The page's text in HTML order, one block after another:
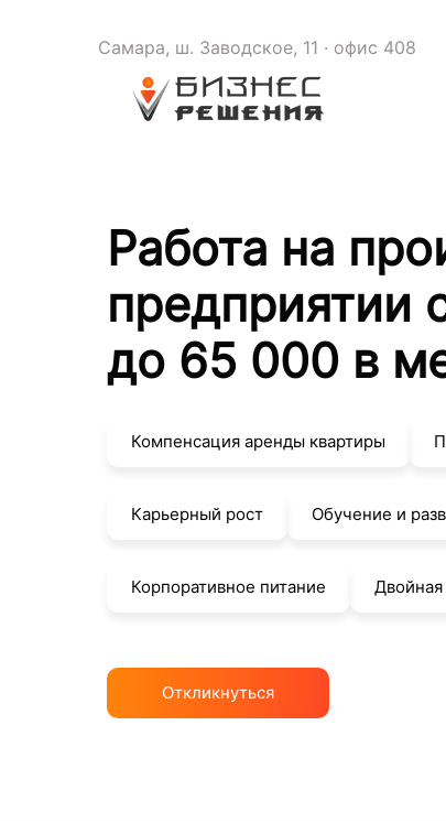
Самара, ш. Заводское, 11 · офис 408
Работа на
предприятии
до 65 000 в
Компенсация аренды квартиры
Карьерный рост Обучение и
Корпоративное питание
Откликнуться